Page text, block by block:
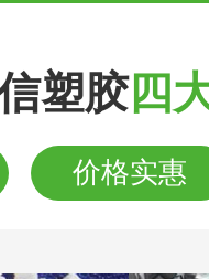
塑胶四
价格实惠